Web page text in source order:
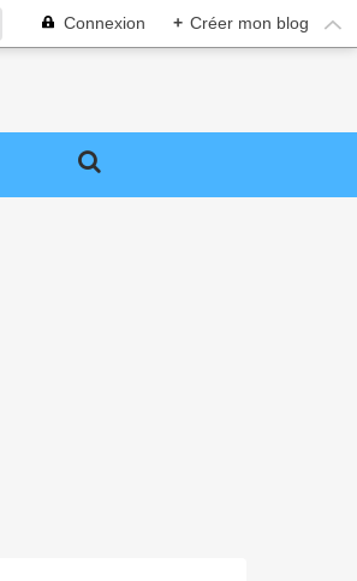
Connexion + Créer mon blog